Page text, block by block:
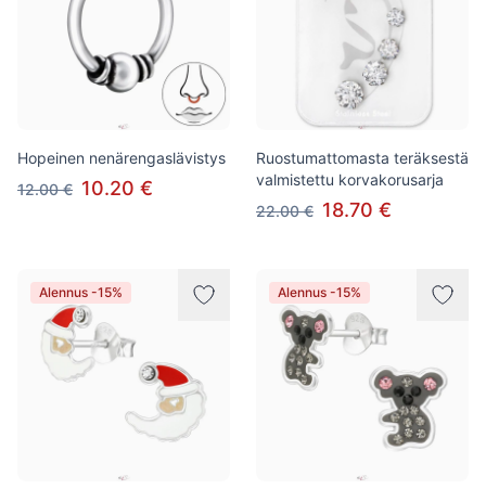
Hopeinen nenärengaslävistys
12.00 € 10.20 €
Ruostumattomasta teräksestä
valmistettu korvakorusarja
22.00 € 18.70 €
Alennus -15% Alennus -15%